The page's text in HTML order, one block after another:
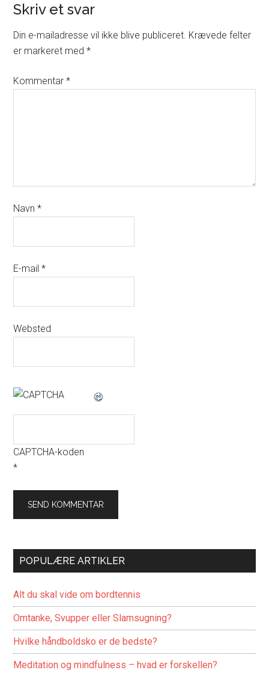
Skriv et svar
Din e-mailadresse vil ikke blive publiceret. Krævede felter
er markeret med*
Kommentar*
Navn*
E-mail*
Websted
CAPTCHA-koden
*
POPULÆRE ARTIKLER
Alt du skal vide om bordtennis
Omtanke, Svupper eller Slamsugning?
Hvilke håndboldsko er de bedste?
Meditation og mindfulness – hvad er forskellen?